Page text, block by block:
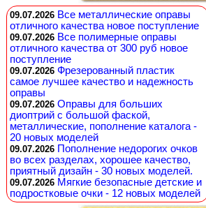
09.07.2026 Все металлические оправы
отличного качества новое поступление
09.07.2026 Все полимерные оправы
отличного качества от 300 руб новое
поступление
09.07.2026 Фрезерованный пластик
самое лучшее качество и надежность
оправы
09.07.2026 Оправы для больших
диоптрий с большой фаской,
металлические, пополнение каталога -
20 новых моделей
09.07.2026 Пополнение недорогих очков
во всех разделах, хорошее качество,
приятный дизайн - 30 новых моделей.
09.07.2026 Мягкие безопасные детские и
подростковые очки - 12 новых моделей